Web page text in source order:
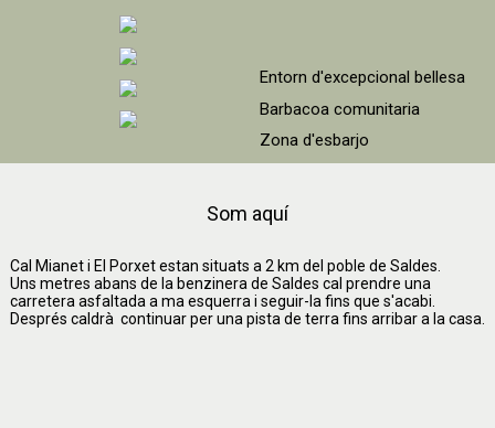
Entorn d'excepcional bellesa
Barbacoa comunitaria
Zona d'esbarjo
Som aquí
Cal Mianet i El Porxet estan situats a 2 km del poble de Saldes.
Uns metres abans de la benzinera de Saldes cal prendre una
carretera asfaltada a ma esquerra i seguir-la fins que s'acabi.
Després caldrà continuar per una pista de terra fins arribar a la casa.